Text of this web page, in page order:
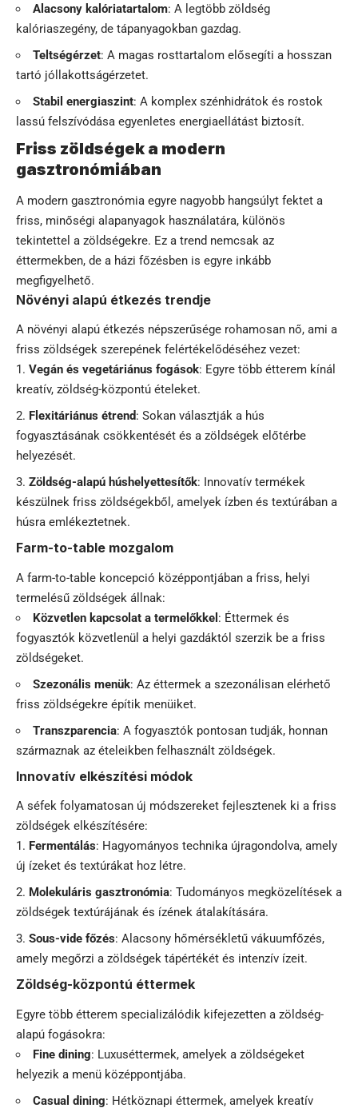
Alacsony kalóriatartalom: A legtöbb zöldség
kalóriaszegény, de tápanyagokban gazdag.
Teltségérzet: A magas rosttartalom elősegíti a hosszan
tartó jóllakottságérzetet.
Stabil energiaszint: A komplex szénhidrátok és rostok
lassú felszívódása egyenletes energiaellátást biztosít.
Friss zöldségek a modern
gasztronómiában
A modern gasztronómia egyre nagyobb hangsúlyt fektet a
friss, minőségi alapanyagok használatára, különös
tekintettel a zöldségekre. Ez a trend nemcsak az
éttermekben, de a házi főzésben is egyre inkább
megfigyelhető.
Növényi alapú étkezés trendje
A növényi alapú étkezés népszerűsége rohamosan nő, ami a
friss zöldségek szerepének felértékelődéséhez vezet:
Vegán és vegetáriánus fogások: Egyre több étterem kínál
kreatív, zöldség-központú ételeket.
Flexitáriánus étrend: Sokan választják a hús
fogyasztásának csökkentését és a zöldségek előtérbe
helyezését.
Zöldség-alapú húshelyettesítők: Innovatív termékek
készülnek friss zöldségekből, amelyek ízben és textúrában a
húsra emlékeztetnek.
Farm-to-table mozgalom
A farm-to-table koncepció középpontjában a friss, helyi
termelésű zöldségek állnak:
Közvetlen kapcsolat a termelőkkel : Éttermek és
fogyasztók közvetlenül a helyi gazdáktól szerzik be a friss
zöldségeket.
Szezonális menük: Az éttermek a szezonálisan elérhető
friss zöldségekre építik menüiket.
Transzparencia: A fogyasztók pontosan tudják, honnan
származnak az ételeikben felhasznált zöldségek.
Innovatív elkészítési módok
A séfek folyamatosan új módszereket fejlesztenek ki a friss
zöldségek elkészítésére:
Fermentálás: Hagyományos technika újragondolva, amely
új ízeket és textúrákat hoz létre.
Molekuláris gasztronómia: Tudományos megközelítések a
zöldségek textúrájának és ízének átalakítására.
Sous-vide főzés: Alacsony hőmérsékletű vákuumfőzés,
amely megőrzi a zöldségek tápértékét és intenzív ízeit.
Zöldség-központú éttermek
Egyre több étterem specializálódik kifejezetten a zöldség-
alapú fogásokra:
Fine dining: Luxuséttermek, amelyek a zöldségeket
helyezik a menü középpontjába.
Casual dining: Hétköznapi éttermek, amelyek kreatív